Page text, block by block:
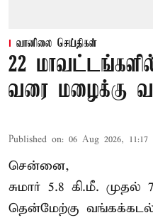
வானிலை செய்திகள்
22
வரை மழைக்கு
Published on: 06 Aug 2026, 11:17
சென்னை,
சுமார் 5.8 கி.மீ.
தென்மேற்கு